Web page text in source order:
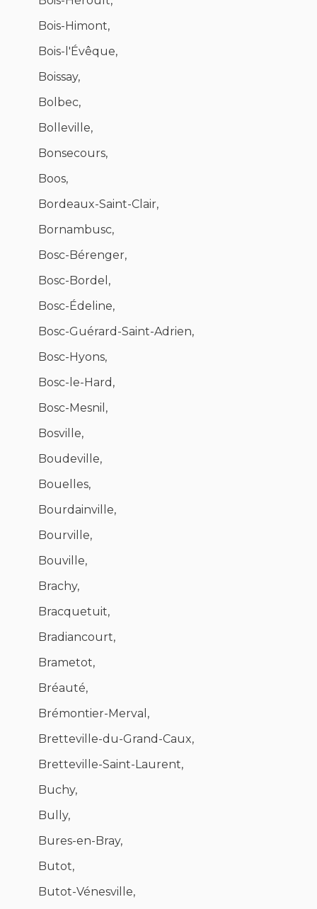
Bois-Himont,
Bois-l'Évêque,
Boissay,
Bolbec,
Bolleville,
Bonsecours,
Boos,
Bordeaux-Saint-Clair,
Bornambusc,
Bosc-Bérenger,
Bosc-Bordel,
Bosc-Édeline,
Bosc-Guérard-Saint-Adrien,
Bosc-Hyons,
Bosc-le-Hard,
Bosc-Mesnil,
Bosville,
Boudeville,
Bouelles,
Bourdainville,
Bourville,
Bouville,
Brachy,
Bracquetuit,
Bradiancourt,
Brametot,
Bréauté,
Brémontier-Merval,
Bretteville-du-Grand-Caux,
Bretteville-Saint-Laurent,
Buchy,
Bully,
Bures-en-Bray,
Butot,
Butot-Vénesville,